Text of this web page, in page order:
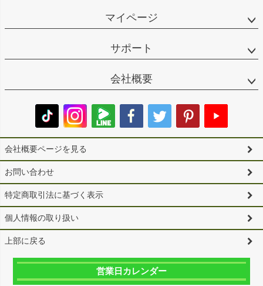
マイページ
サポート
会社概要
会社概要ページを見る
お問い合わせ
特定商取引法に基づく表示
個人情報の取り扱い
上部に戻る
営業日カレンダー